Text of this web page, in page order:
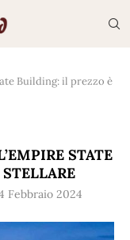
Building: il prezzo è
STATE
Febbraio 2024